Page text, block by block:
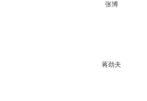
张博
蒋劲夫